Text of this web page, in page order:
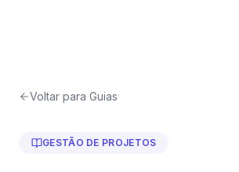
Voltar para Guias
GESTÃO DE PROJETOS